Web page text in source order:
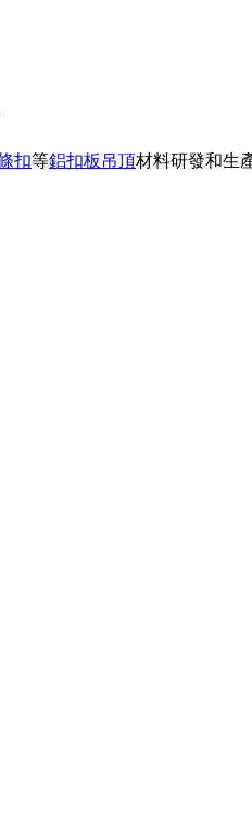
扣等鋁扣板吊頂材料研發和生